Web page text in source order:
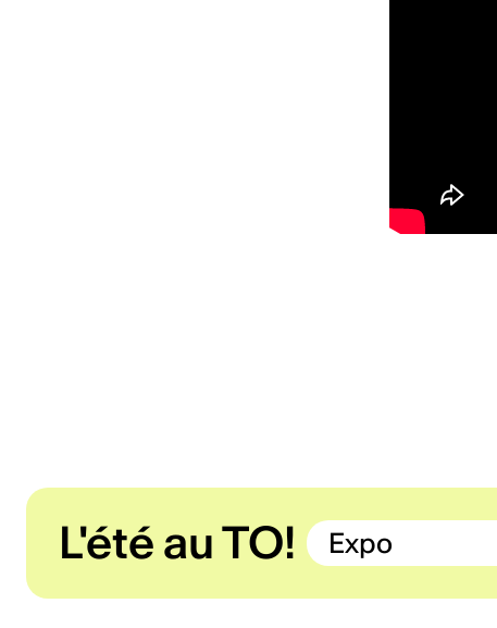
L'été au TO! Expo